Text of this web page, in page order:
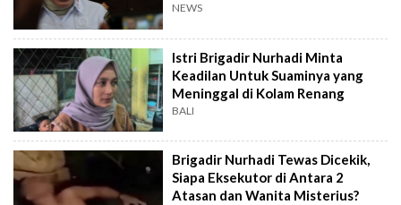
NEWS
Istri Brigadir Nurhadi Minta
Keadilan Untuk Suaminya yang
Meninggal di Kolam Renang
BALI
Brigadir Nurhadi Tewas Dicekik,
Siapa Eksekutor di Antara 2
Atasan dan Wanita Misterius?